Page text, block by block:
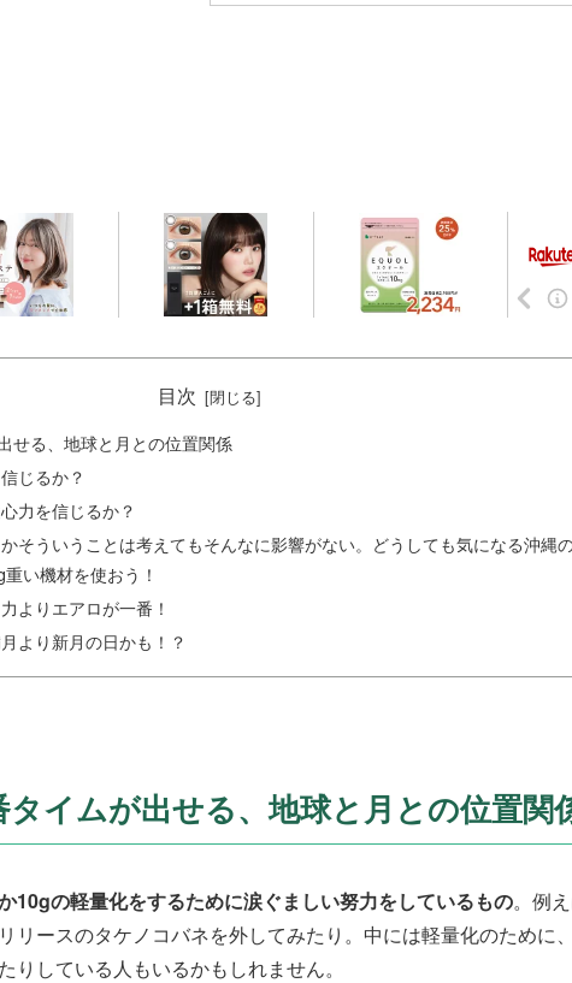
目次
せる、地球と月との位置関係
じるか？
力を信じるか？
そういうことは考えてもそんなに影響がない。どうしても気になる沖縄
い機材を使おう！
よりエアロが一番！
より新月の日かも！？
イムが出せる、地球と月との位置関
10gの軽量化をするために涙ぐましい努力をしているもの。例
リースのタケノコバネを外してみたり。中には軽量化のために
している人もいるかもしれません。